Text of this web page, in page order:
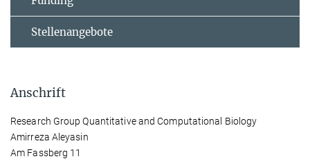
Stellenangebote
Anschrift
Research Group Quantitative and Computational Biology
Amirreza Aleyasin
Am Fassberg 11